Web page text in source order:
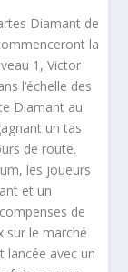
Diamant de
la
1, Victor
l’échelle des
Diamant au
un tas
de route.
les joueurs
et un
de
sur le marché
lancée avec un